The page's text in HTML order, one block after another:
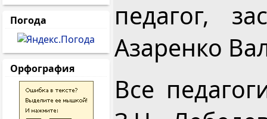
Погода
Орфография
педагог,
Азаренко
Все